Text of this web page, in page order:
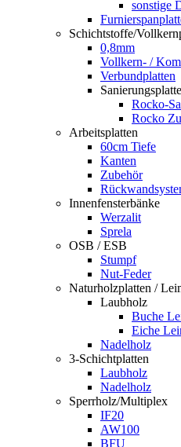
sonstige
Schichtstoffe/
0,8mm
Vollkern- /
Verbundplatten
Rocko-
Rocko
Arbeitsplatten
60cm Tiefe
Kanten
Zubehör
Innenfensterbänke
Werzalit
Sprela
OSB / ESB
Stumpf
Nut-Feder
Naturholzplatten /
Laubholz
Buche
Eiche
Nadelholz
3-Schichtplatten
Laubholz
Nadelholz
Sperrholz/Multiplex
IF20
AW100
BFU